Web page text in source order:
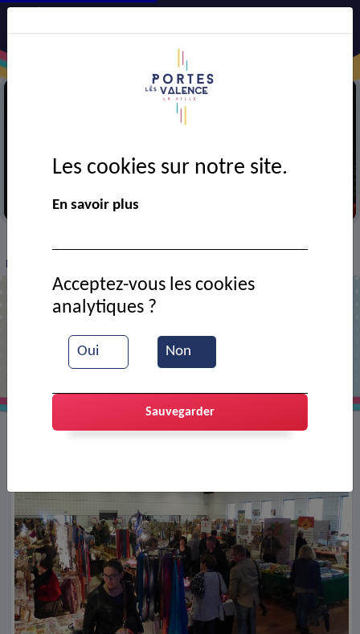
Père Noël au marché de l'UCAP
Marché de Noël de l'UCAP
Marché de Noël de l'UCAP
Les cookies sur notre site.
En savoir plus
Oui Non
Acceptez-vous les cookies
analytiques ?
Sauvegarder